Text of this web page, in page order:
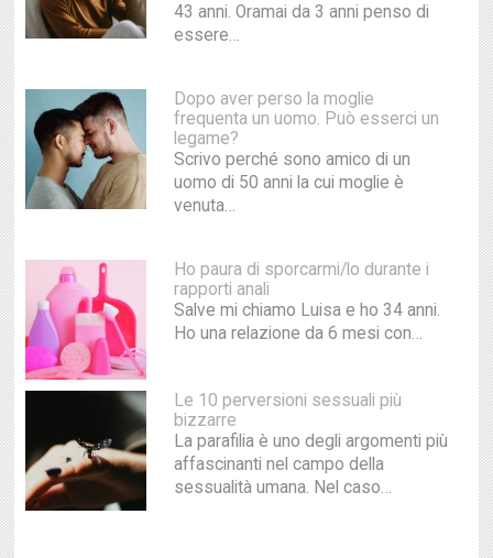
43 anni. Oramai da 3 anni penso di
essere…
Dopo aver perso la moglie
frequenta un uomo. Può esserci un
legame?
Scrivo perché sono amico di un
uomo di 50 anni la cui moglie è
venuta…
Ho paura di sporcarmi/lo durante i
rapporti anali
Salve mi chiamo Luisa e ho 34 anni.
Ho una relazione da 6 mesi con…
Le 10 perversioni sessuali più
bizzarre
La parafilia è uno degli argomenti più
affascinanti nel campo della
sessualità umana. Nel caso…